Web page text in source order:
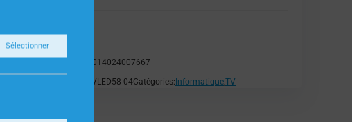
5014024007667
TVLED58-04Catégories:InformatiqueTV
Sélectionner